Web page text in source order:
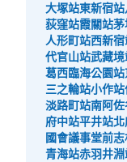
大塚站東新宿站
荻窪站霞關站茅
人形町站西新宿
代官山站武藏境
葛西臨海公園站
三之輪站小作站
淡路町站南阿
府中站平井站北
國會議事堂前志
青海站赤羽井淵